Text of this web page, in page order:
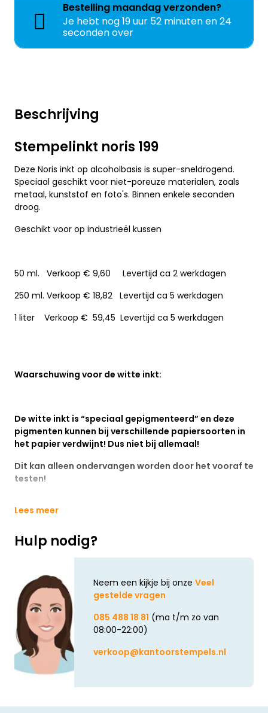
Beschrijving
Stempelinkt noris 199
Deze Noris inkt op alcoholbasis is super-sneldrogend.
Speciaal geschikt voor niet-poreuze materialen, zoals
metaal, kunststof en foto's. Binnen enkele seconden
droog.
Geschikt voor op industrieël kussen
50 ml. Verkoop € 9,60 Levertijd ca 2 werkdagen
250 ml. Verkoop € 18,82 Levertijd ca 5 werkdagen
1 liter Verkoop € 59,45 Levertijd ca 5 werkdagen
Waarschuwing voor de witte inkt:
De witte inkt is “speciaal gepigmenteerd” en deze
pigmenten kunnen bij verschillende papiersoorten in
het papier verdwijnt! Dus niet bij allemaal!
Dit kan alleen ondervangen worden door het vooraf te
testen!
Lees meer
Hulp nodig?
Neem een kijkje bij onze Veel
gestelde vragen
085 488 18 81 (ma t/m zo van
08:00-22:00)
verkoop@kantoorstempels.nl
Bestelling maandagverzonden?
Je hebt nog19 uur 52 minuten en 23
seconden over